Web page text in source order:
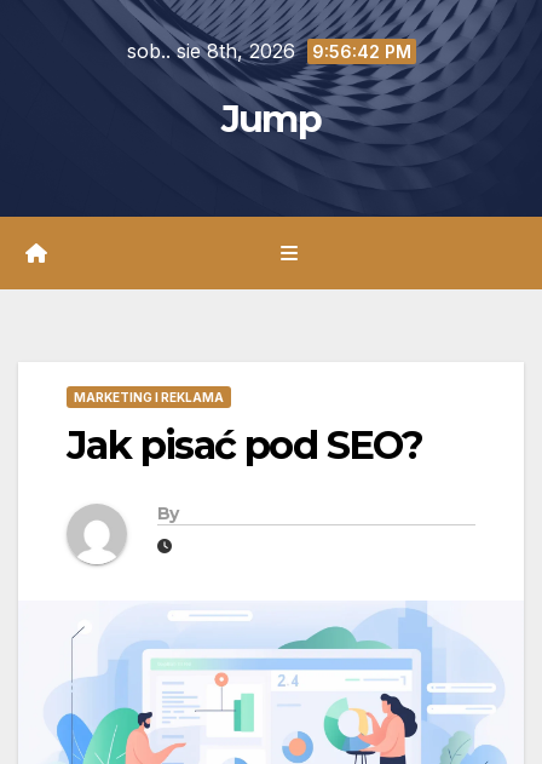
sob.. sie 8th, 2026 9:56:43 PM
Jump
MARKETING I REKLAMA
Jak pisać pod SEO?
By